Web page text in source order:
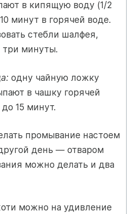
в кипящую воду (1/2
минут в горячей воде.
стебли шалфея,
три минуты.
одну чайную ложку
в чашку горячей
15 минут.
промывание настоем
день — отваром
можно делать и два
можно на удивление